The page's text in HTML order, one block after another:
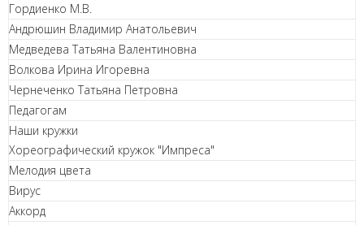
Гордиенко М.В.
Андрюшин Владимир Анатольевич
Медведева Татьяна Валентиновна
Волкова Ирина Игоревна
Чернеченко Татьяна Петровна
Педагогам
Наши кружки
Хореографический кружок "Импреса"
Мелодия цвета
Вирус
Аккорд